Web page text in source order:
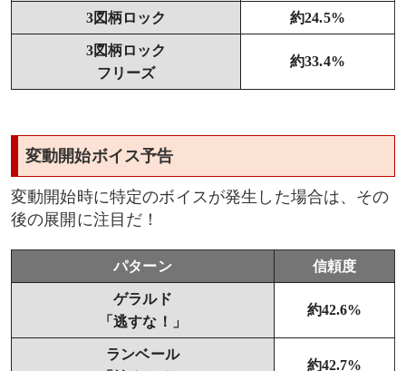
3図柄ロック 約24.5%
3図柄ロック
フリーズ
約33.4%
変動開始ボイス予告
変動開始時に特定のボイスが発生した場合は、その
後の展開に注目だ！
パターン 信頼度
ゲラルド
「逃すな！」
約42.6%
ランベール
約42.7%